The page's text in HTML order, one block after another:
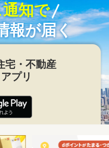
知で
報が届く
宅・不動産
アプリ